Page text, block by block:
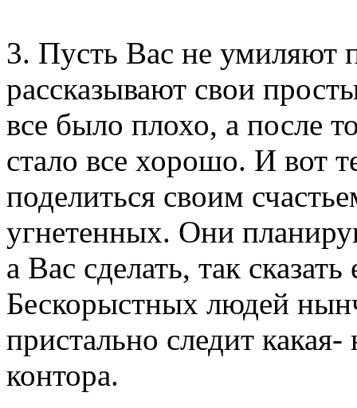
3. Пусть Вас не умиляют
рассказывают свои
все было плохо, а после
стало все хорошо. И вот
поделиться своим
угнетенных. Они
а Вас сделать, так
Бескорыстных людей
пристально следит
контора.